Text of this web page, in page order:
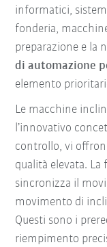
informatici,
fonderia,
preparazione e la
di automazione
elemento
Le macchine
l’innovativo
controllo, vi
qualità elevata. La
sincronizza il
movimento di
Questi sono i
riempimento